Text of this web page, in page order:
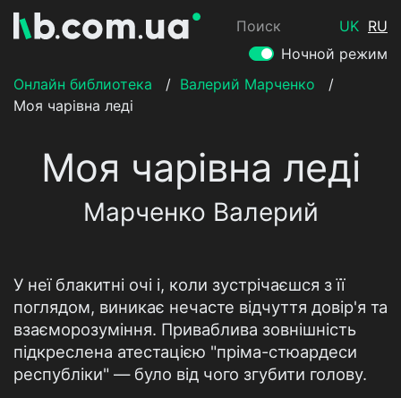
Поиск UK RU
Ночной режим
Онлайн библиотека
/ Валерий Марченко
/
Моя чарівна леді
Моя чарівна леді
Марченко Валерий
У неї блакитні очі і, коли зустрічаєшся з її
поглядом, виникає нечасте відчуття довір'я та
взаєморозуміння. Приваблива зовнішність
підкреслена атестацією "пріма-стюардеси
республіки" — було від чого згубити голову.